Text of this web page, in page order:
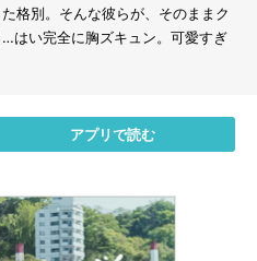
格別。そんな彼らが、そのままク
はい完全に胸ズキュン。可愛すぎ
アプリで読む